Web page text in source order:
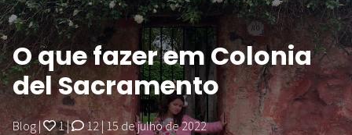
O que fazer em Colonia
del Sacramento
Blog| 1| 12|15 de julho de 2022